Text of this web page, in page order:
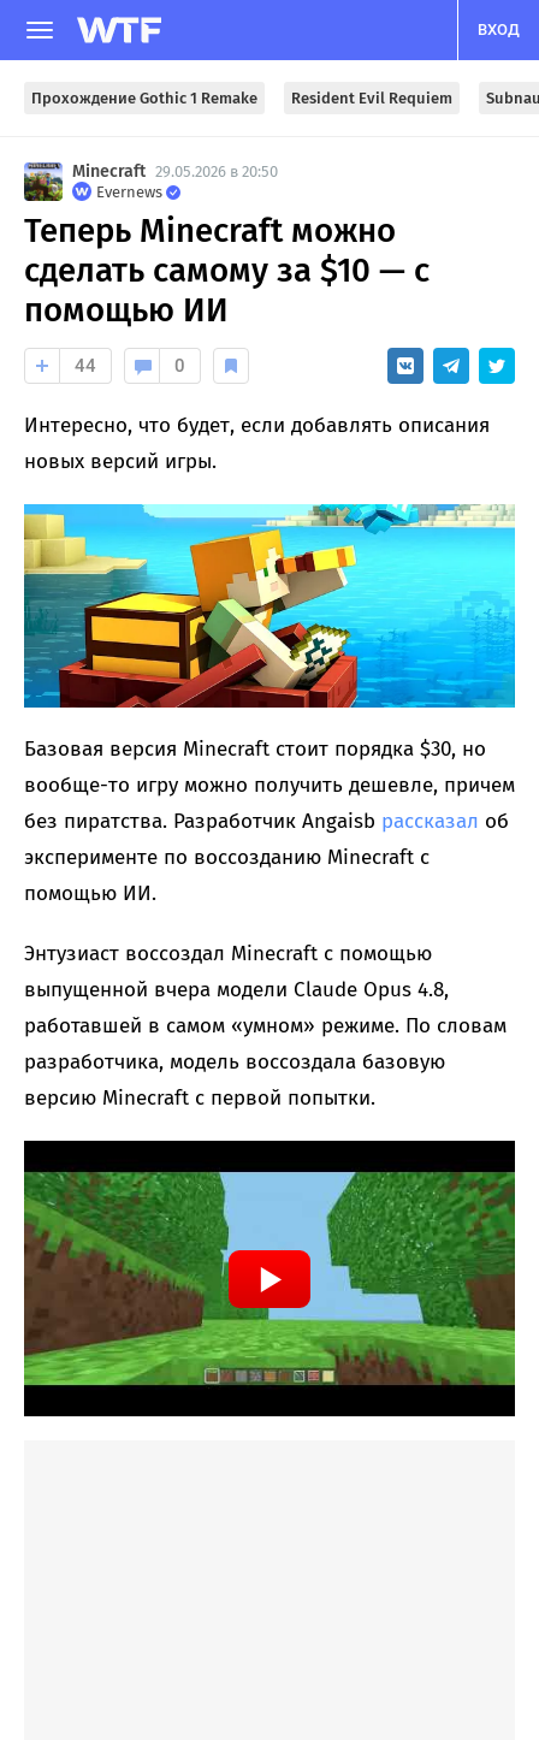
ВХОД
Прохождение Gothic 1 Remake Resident Evil Requiem
Minecraft 29.05.2026 в 20:50
Evernews
Теперь Minecraft можно
сделать самому за $10 — с
помощью ИИ
44 0
Интересно, что будет, если добавлять описания
новых версий игры.
Базовая версия Minecraft стоит порядка $30, но
вообще-то игру можно получить дешевле, причем
без пиратства. Разработчик Angaisb рассказал об
эксперименте по воссозданию Minecraft с
помощью ИИ.
Энтузиаст воссоздал Minecraft с помощью
выпущенной вчера модели Claude Opus 4.8,
работавшей в самом «умном» режиме. По словам
разработчика, модель воссоздала базовую
версию Minecraft с первой попытки.